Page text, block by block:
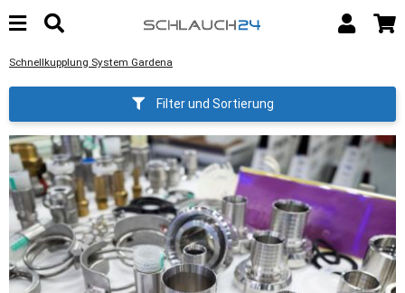
Schnellkupplung System Gardena
Filter und Sortierung